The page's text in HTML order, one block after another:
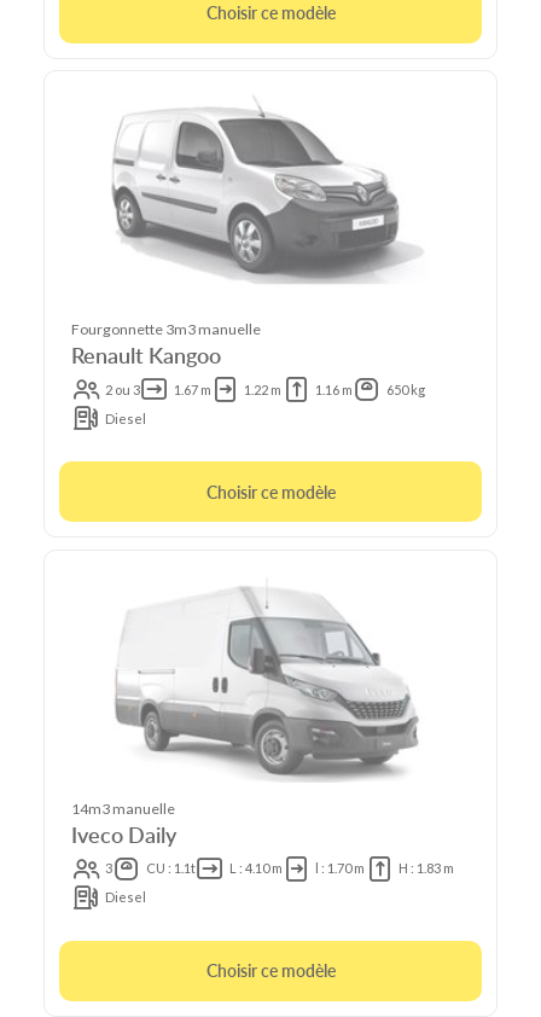
Choisir ce modèle
Fourgonnette 3m3 manuelle
Renault Kangoo
2 ou 3 1.67 m 1.22 m 1.16 m
650 kg
Diesel
Choisir ce modèle
14m3 manuelle
Iveco Daily
3 CU : 1.1t L : 4.10 m l : 1.70 m
H : 1.83 m
Diesel
Choisir ce modèle